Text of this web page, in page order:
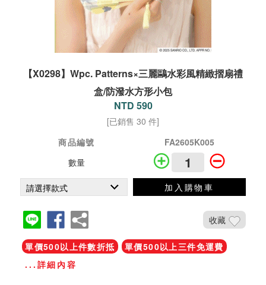
【X0298】Wpc. Patterns×三麗鷗水彩風精緻摺扇禮
盒/防潑水方形小包
NTD 590
[已銷售 30 件]
商品編號
FA2605K005
數量
加入購物車
收藏
單價500以上件數折抵
單價500以上三件免運費
...詳細內容